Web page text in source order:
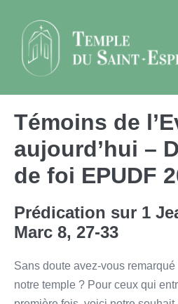
contenu
Témoins de
aujourd’hui –
de foi EPUDF
Prédication sur 1
Marc 8, 27-33
Sans doute avez-vous remarqué
notre temple ? Pour ceux qui